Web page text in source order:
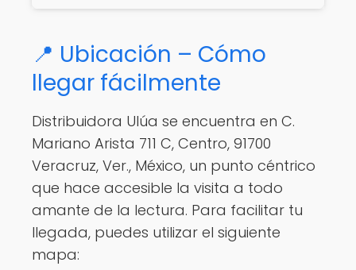
📍 Ubicación – Cómo
llegar fácilmente
Distribuidora Ulúa se encuentra en C.
Mariano Arista 711 C, Centro, 91700
Veracruz, Ver., México, un punto céntrico
que hace accesible la visita a todo
amante de la lectura. Para facilitar tu
llegada, puedes utilizar el siguiente
mapa: